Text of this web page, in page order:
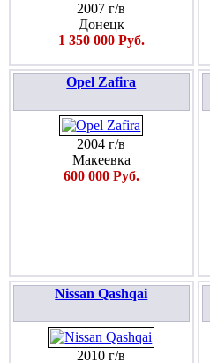
2007 г/в
Донецк
1 350 000 Руб.
Opel Zafira
2004 г/в
Макеевка
600 000 Руб.
Nissan Qashqai
2010 г/в